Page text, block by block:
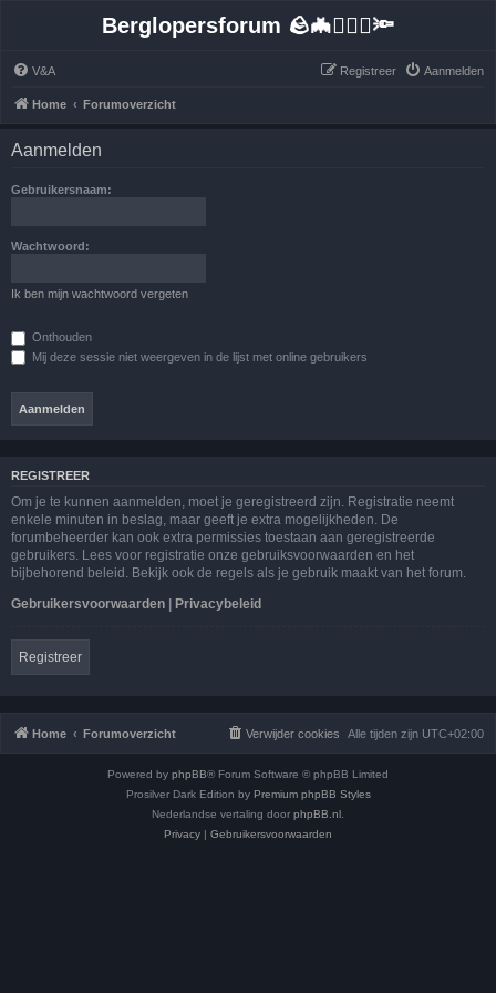
Berglopersforum 🪨🦇🚶🏻‍♂️🔦
V&A Aanmelden
Registreer
Home Forumoverzicht
Aanmelden
Gebruikersnaam:
Wachtwoord:
Ik ben mijn wachtwoord vergeten
Onthouden
Mij deze sessie niet weergeven in de lijst met online gebruikers
REGISTREER
Om je te kunnen aanmelden, moet je geregistreerd zijn. Registratie neemt
enkele minuten in beslag, maar geeft je extra mogelijkheden. De
forumbeheerder kan ook extra permissies toestaan aan geregistreerde
gebruikers. Lees voor registratie onze gebruiksvoorwaarden en het
bijbehorend beleid. Bekijk ook de regels als je gebruik maakt van het forum.
Gebruikersvoorwaarden | Privacybeleid
Registreer
Home Forumoverzicht Alle tijden zijn UTC+02:00
Verwijder cookies
Powered by phpBB® Forum Software © phpBB Limited
Prosilver Dark Edition by Premium phpBB Styles
Nederlandse vertaling door phpBB.nl
Privacy | Gebruikersvoorwaarden